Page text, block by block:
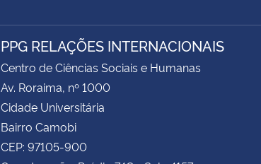
PPG RELAÇÕES INTERNACIONAIS
Centro de Ciências Sociais e Humanas
Av. Roraima, nº 1000
Cidade Universitária
Bairro Camobi
CEP: 97105-900